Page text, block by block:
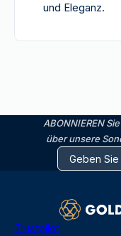
und Eleganz.
ABONNIEREN
über unsere
Trustpilot